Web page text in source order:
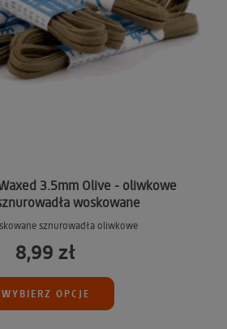
3.5mm Olive - oliwkowe
woskowane
sznurowadła oliwkowe
8,99 zł
WYBIERZ OPCJE